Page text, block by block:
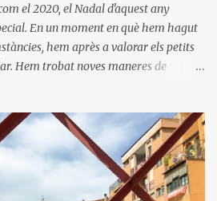
el 2020, el Nadal d'aquest any
En un moment en què hem hagut
hem après a valorar els petits
Hem trobat noves maneres de
i viure noves experiències. Desitgem
pau, amor i moments inoblidables. Bon